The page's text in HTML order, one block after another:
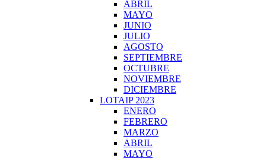
ABRIL
MAYO
JUNIO
JULIO
AGOSTO
SEPTIEMBRE
OCTUBRE
NOVIEMBRE
DICIEMBRE
LOTAIP 2023
ENERO
FEBRERO
MARZO
ABRIL
MAYO